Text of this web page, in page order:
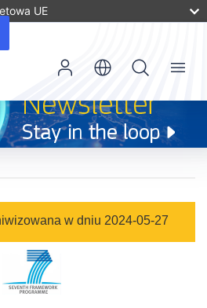
UE
Menu
w dniu 2024-05-27